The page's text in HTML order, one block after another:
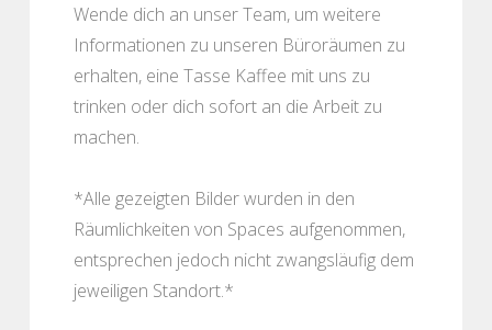
Wende dich an unser Team, um weitere
Informationen zu unseren Büroräumen zu
erhalten, eine Tasse Kaffee mit uns zu
trinken oder dich sofort an die Arbeit zu
machen.
*Alle gezeigten Bilder wurden in den
Räumlichkeiten von Spaces aufgenommen,
entsprechen jedoch nicht zwangsläufig dem
jeweiligen Standort.*